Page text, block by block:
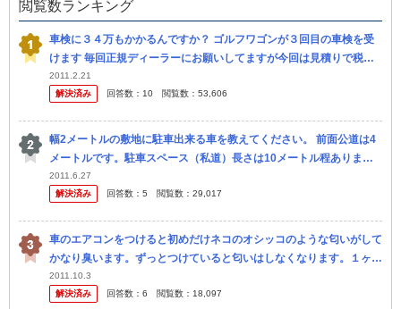
閲覧数ランキング
車検に３４万もかかるんですか？ ゴルフワゴンが３回目の車検を受
けます 毎回正規ディーラーにお願いしてますが今回は見積りで税金
込みで３４万くらいだそうです(&gt;_&lt; ) ちなみ...
2011.2.21
解決済み
回答数： 10 閲覧数： 53,606
幅2メートルの敷地に駐車出来る車を教えてください。 前面公道は4
メートルです。駐車スペース（私道）長さは10メートル程ありま
す。用は旗竿地の竿部分です。 無理があるのは承知なのですが、可
能であれ...
2011.6.27
解決済み
回答数： 5 閲覧数： 29,017
車のエアコンをつけると初めだけネコのオシッコのような匂いがして
かなり臭います。ずっとつけていると匂いはしなくなります。１ヶ月
前は全くの無臭だったのに…。 エアコンフィルターを交換したら匂
いは消え...
2011.10.3
解決済み
回答数： 6 閲覧数： 18,097